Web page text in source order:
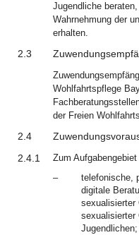
Jugendliche
Wahrnehmung der
erhalten.
2.3
Wohlfahrtspflege
der Freien
2.4
2.4.1
Zum
–
telefonische,
digitale
sexualisierter
sexualisierter